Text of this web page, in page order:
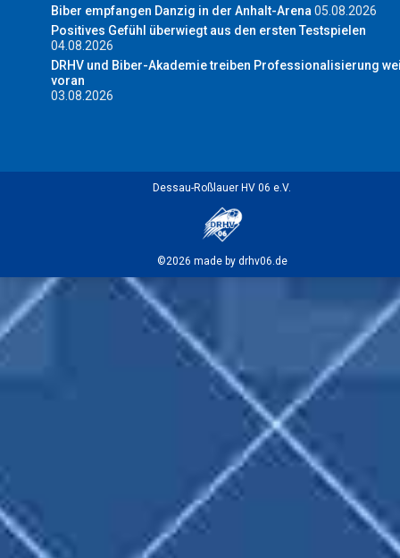
Biber empfangen Danzig in der Anhalt-Arena05.08.2026
Positives Gefühl überwiegt aus den ersten Testspielen
04.08.2026
DRHV und Biber-Akademie treiben Professionalisierung
voran
03.08.2026
Dessau-Roßlauer HV 06 e.V.
©2026 made by drhv06.de